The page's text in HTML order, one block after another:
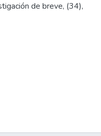
de breve, (34),